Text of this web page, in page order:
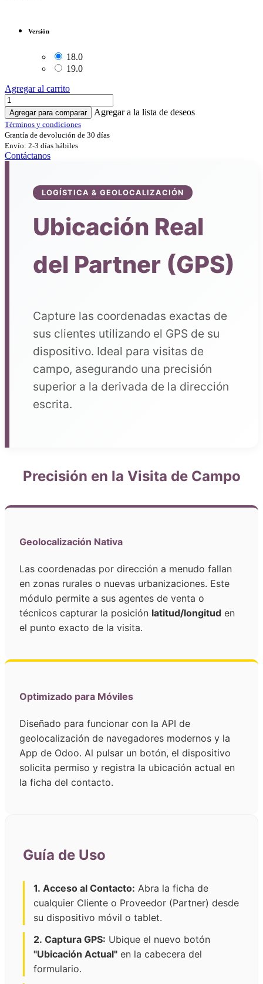
Versión
18.0
19.0
Agregar al carrito
Agregar para comparar Agregar a la lista de deseos
Términos y condiciones
Grantía de devolución de 30 días
Envío: 2-3 días hábiles
Contáctanos
LOGÍSTICA & GEOLOCALIZACIÓN
Ubicación Real
del Partner (GPS)
Capture las coordenadas exactas de
sus clientes utilizando el GPS de su
dispositivo. Ideal para visitas de
campo, asegurando una precisión
superior a la derivada de la dirección
escrita.
Precisión en la Visita de Campo
Geolocalización Nativa
Las coordenadas por dirección a menudo fallan
en zonas rurales o nuevas urbanizaciones. Este
módulo permite a sus agentes de venta o
técnicos capturar la posición latitud/longitud en
el punto exacto de la visita.
Optimizado para Móviles
Diseñado para funcionar con la API de
geolocalización de navegadores modernos y la
App de Odoo. Al pulsar un botón, el dispositivo
solicita permiso y registra la ubicación actual en
la ficha del contacto.
Guía de Uso
1. Acceso al Contacto: Abra la ficha de
cualquier Cliente o Proveedor (Partner) desde
su dispositivo móvil o tablet.
2. Captura GPS: Ubique el nuevo botón
"Ubicación Actual" en la cabecera del
formulario.